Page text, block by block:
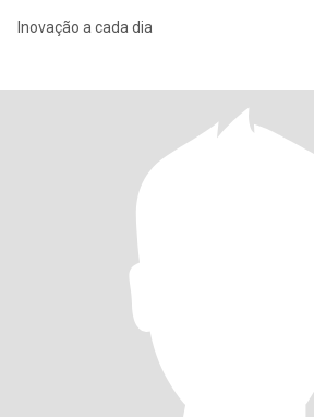
Inovação a cada dia